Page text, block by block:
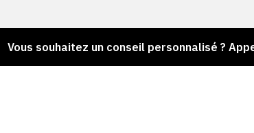
un conseil personnalisé ? Appelez le